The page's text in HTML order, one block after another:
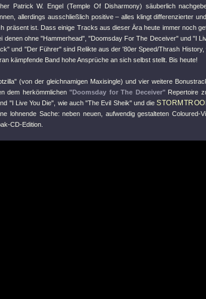
Patrick W. Engel (Temple Of Disharmony) säuberlich
allerdings ausschließlich positive – alles klingt differenzierter
präsent ist. Dass einige Tracks aus dieser Ära heute immer noch
denen ohne "Hammerhead","Doomsday For The Deceiver"und "I
und "Der Führer"sind Relikte aus der '80er Speed/Thrash History,
kämpfende Band hohe Ansprüche an sich selbst stellt. Bis heute!
(von der gleichnamigen Maxisingle) und vier weitere
dem herkömmlichen "Doomsday for The Deceiver"Repertoire
"I Live You Die" , wie auch"The Evil Sheik"und die
lohnende Sache: neben neuen, aufwendig gestalteten Coloured-
CD-Edition.